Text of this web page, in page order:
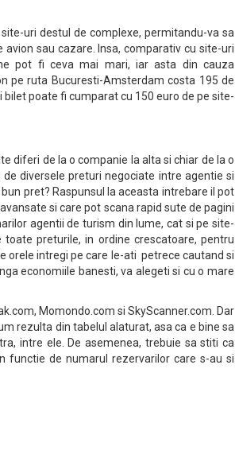
uri destul de complexe, permitandu-va sa
sau cazare. Insa, comparativ cu site-uri
pot fi ceva mai mari, iar asta din cauza
pe ruta Bucuresti-Amsterdam costa 195 de
poate fi cumparat cu 150 euro de pe site-
diferi de la o companie la alta si chiar de la o
diversele preturi negociate intre agentie si
pret? Raspunsul la aceasta intrebare il pot
si care pot scana rapid sute de pagini
agentii de turism din lume, cat si pe site-
preturile, in ordine crescatoare, pentru
orele intregi pe care le-ati petrece cautand si
economiile banesti, va alegeti si cu o mare
Momondo.com si SkyScanner.com. Dar
rezulta din tabelul alaturat, asa ca e bine sa
intre ele. De asemenea, trebuie sa stiti ca
functie de numarul rezervarilor care s-au si